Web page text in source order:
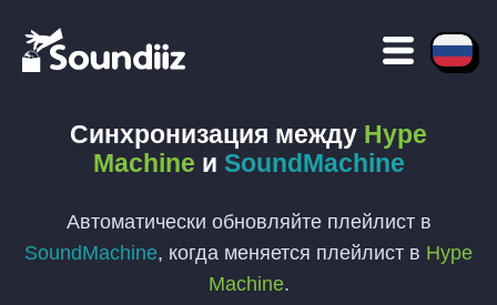
Синхронизация между Hype
Machine и SoundMachine
Автоматически обновляйте плейлист в
SoundMachine, когда меняется плейлист в Hype
Machine.